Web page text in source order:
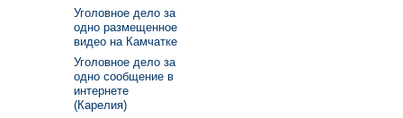
Уголовное дело за
одно размещенное
видео на Камчатке
Уголовное дело за
одно сообщение в
интернете
(Карелия)